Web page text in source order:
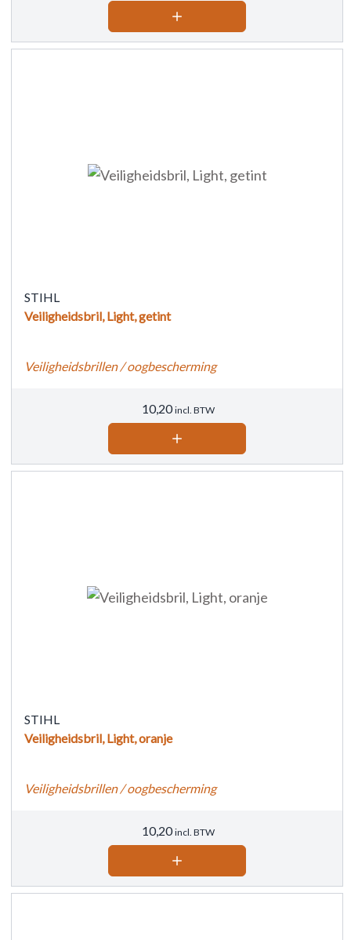
STIHL
Veiligheidsbril, Light, getint
Veiligheidsbrillen / oogbescherming
10,20 incl. BTW
STIHL
Veiligheidsbril, Light, oranje
Veiligheidsbrillen / oogbescherming
10,20 incl. BTW